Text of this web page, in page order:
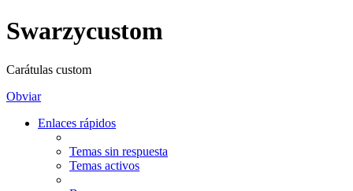
Swarzycustom
Carátulas custom
Obviar
Enlaces rápidos
Temas sin respuesta
Temas activos